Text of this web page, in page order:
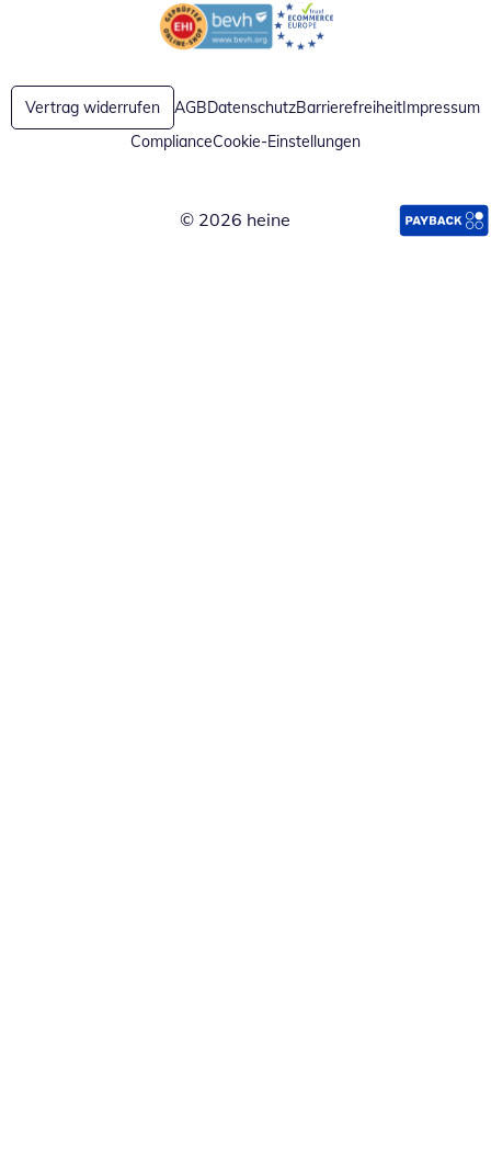
Öffnet in neuem FensterÖffnet in neuem Fenster
Vertrag widerrufen AGBDatenschutzBarrierefreiheitImpressum
ComplianceCookie-Einstellungen
© 2026 heine